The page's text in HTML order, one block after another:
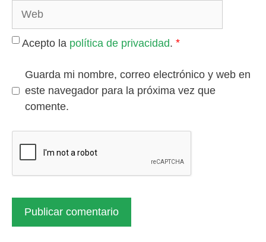
Acepto la política de privacidad. *
Guarda mi nombre, correo electrónico y web en
este navegador para la próxima vez que
comente.